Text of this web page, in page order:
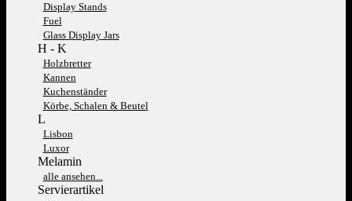
Display Stands
Fuel
Glass Display Jars
H - K
Holzbretter
Kannen
Kuchenständer
Körbe, Schalen & Beutel
L
Lisbon
Luxor
Melamin
alle ansehen...
Servierartikel